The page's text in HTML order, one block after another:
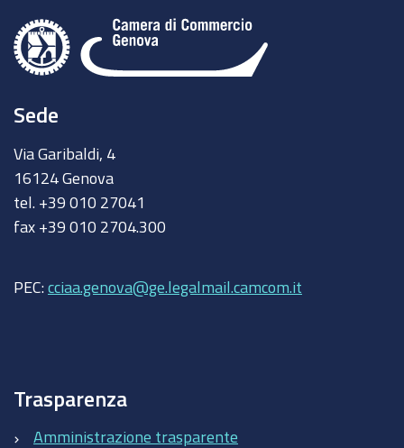
Sede
Via Garibaldi, 4
16124 Genova
tel. +39 010 27041
fax +39 010 2704.300
PEC: cciaa.genova@ge.legalmail.camcom.it
Trasparenza
Amministrazione trasparente